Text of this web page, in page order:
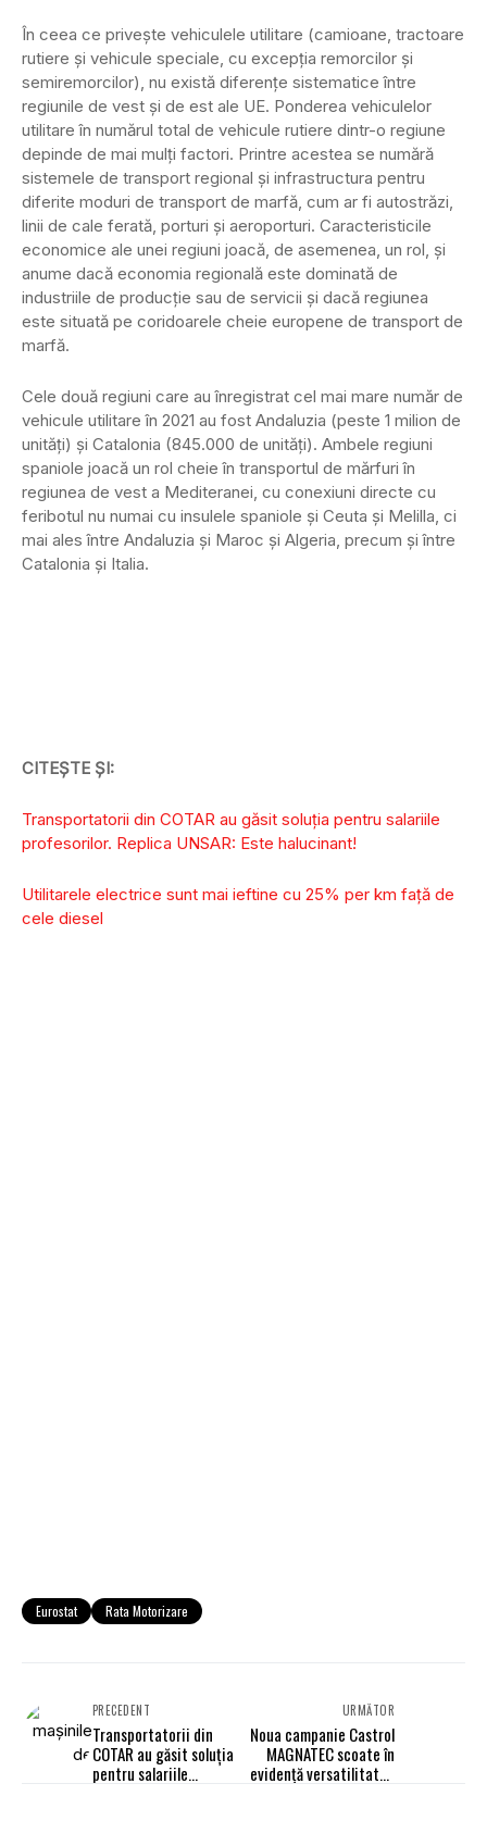
În ceea ce privește vehiculele utilitare (camioane, tractoare
rutiere și vehicule speciale, cu excepția remorcilor și
semiremorcilor), nu există diferențe sistematice între
regiunile de vest și de est ale UE. Ponderea vehiculelor
utilitare în numărul total de vehicule rutiere dintr-o regiune
depinde de mai mulți factori. Printre acestea se numără
sistemele de transport regional și infrastructura pentru
diferite moduri de transport de marfă, cum ar fi autostrăzi,
linii de cale ferată, porturi și aeroporturi. Caracteristicile
economice ale unei regiuni joacă, de asemenea, un rol, și
anume dacă economia regională este dominată de
industriile de producție sau de servicii și dacă regiunea
este situată pe coridoarele cheie europene de transport de
marfă.
Cele două regiuni care au înregistrat cel mai mare număr de
vehicule utilitare în 2021 au fost Andaluzia (peste 1 milion de
unități) și Catalonia (845.000 de unități). Ambele regiuni
spaniole joacă un rol cheie în transportul de mărfuri în
regiunea de vest a Mediteranei, cu conexiuni directe cu
feribotul nu numai cu insulele spaniole și Ceuta și Melilla, ci
mai ales între Andaluzia și Maroc și Algeria, precum și între
Catalonia și Italia.
CITEȘTE ȘI:
Transportatorii din COTAR au găsit soluția pentru salariile
profesorilor. Replica UNSAR: Este halucinant!
Utilitarele electrice sunt mai ieftine cu 25% per km față de
cele diesel
Eurostat Rata Motorizare
PRECEDENT
Transportatorii din
COTAR au găsit soluția
pentru salariile
URMĂTOR
Noua campanie Castrol
MAGNATEC scoate în
evidență versatilitatea